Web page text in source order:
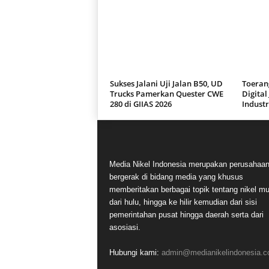
Sukses Jalani Uji Jalan B50, UD
Trucks Pamerkan Quester CWE
280 di GIIAS 2026
Digital
Media Nikel Indonesia merupakan
bergerak di bidang media yang khusus
memberitakan berbagai topik tentang nikel
dari hulu, hingga ke hilir kemudian dari sisi
pemerintahan pusat hingga daerah serta dari
asosiasi.
Hubungi kami: